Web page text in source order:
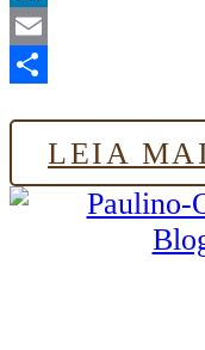
LinkedIn
Email
LEIA